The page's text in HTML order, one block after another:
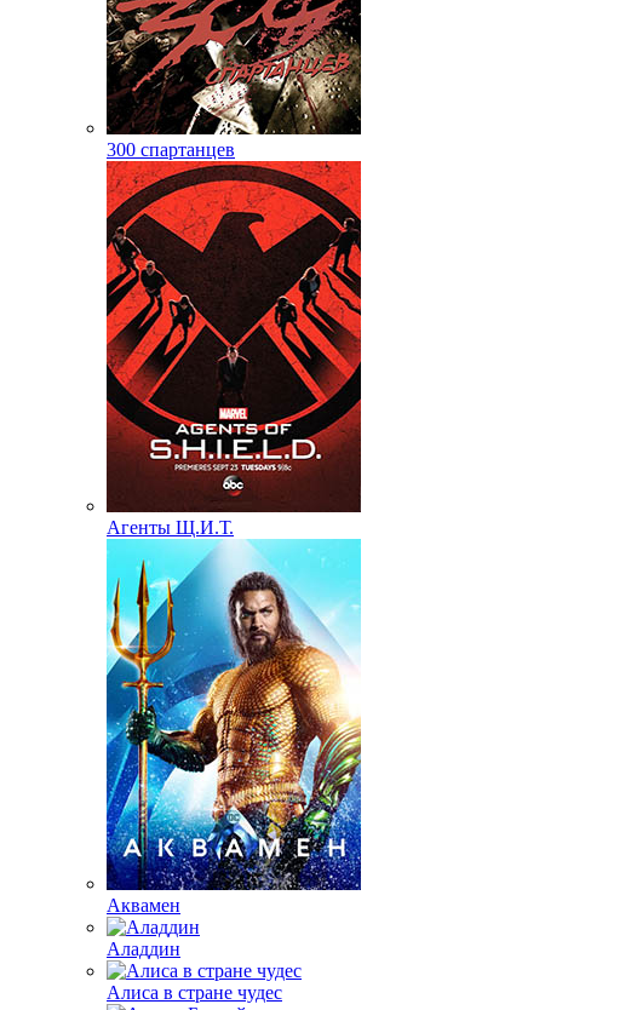
300 спартанцев
Агенты Щ.И.Т.
Аквамен
Аладдин
Алиса в стране чудес